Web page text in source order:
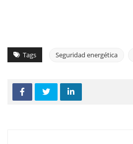
Tags Seguridad energética